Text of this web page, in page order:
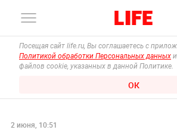
Посещая сайт life.ru, Вы соглашаетесь с
Политикой обработки Персональных данных
файлов cookie, указанных в данной Политике.
ОК
2 июня, 10:51